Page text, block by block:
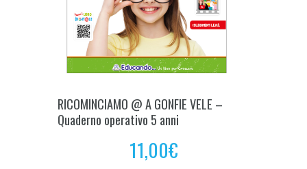
RICOMINCIAMO @ A GONFIE VELE –
Quaderno operativo 5 anni
11,00€